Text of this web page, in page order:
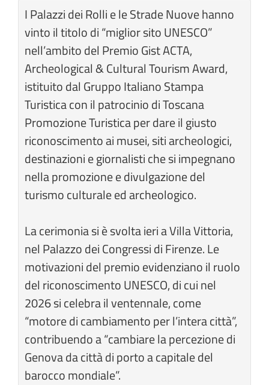
I Palazzi dei Rolli e le Strade Nuove hanno
vinto il titolo di “miglior sito UNESCO”
nell’ambito del Premio Gist ACTA,
Archeological & Cultural Tourism Award,
istituito dal Gruppo Italiano Stampa
Turistica con il patrocinio di Toscana
Promozione Turistica per dare il giusto
riconoscimento ai musei, siti archeologici,
destinazioni e giornalisti che si impegnano
nella promozione e divulgazione del
turismo culturale ed archeologico.
La cerimonia si è svolta ieri a Villa Vittoria,
nel Palazzo dei Congressi di Firenze. Le
motivazioni del premio evidenziano il ruolo
del riconoscimento UNESCO, di cui nel
2026 si celebra il ventennale, come
“motore di cambiamento per l’intera città”,
contribuendo a “cambiare la percezione di
Genova da città di porto a capitale del
barocco mondiale”.